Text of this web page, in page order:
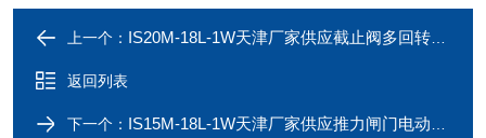
上一个： IS20M-18L-1W天津厂家供应截止阀多回转电动执行器
返回列表
下一个： IS15M-18L-1W天津厂家供应推力闸门电动执行器